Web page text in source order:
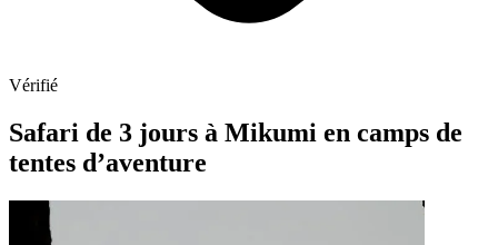
Vérifié
Safari de 3 jours à Mikumi en camps de
tentes d’aventure